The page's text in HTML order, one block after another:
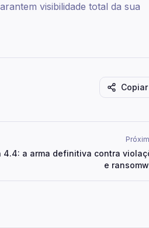
visibilidade total da sua
4.4: a arma definitiva contra
e